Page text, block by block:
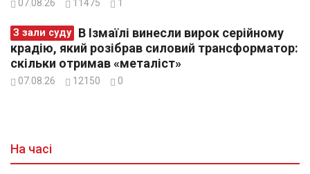
07.08.26 11475 1
З зали суду
крадію, який розібрав силовий трансформатор:
скільки отримав «металіст»
07.08.26 12150 0
На часі